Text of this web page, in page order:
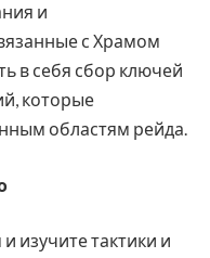
и
с Храмом
в себя сбор ключей
которые
областям рейда.
изучите тактики и